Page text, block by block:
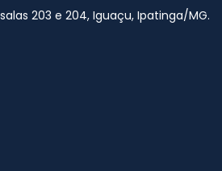
salas 203 e 204, Iguaçu, Ipatinga/MG.